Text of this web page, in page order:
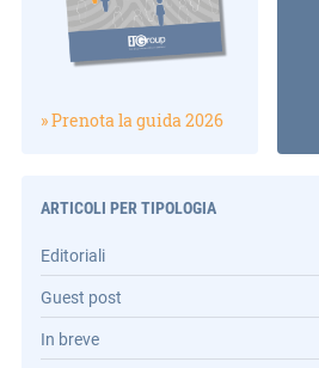
» Prenota la guida 2026
ARTICOLI PER TIPOLOGIA
Editoriali
Guest post
In breve